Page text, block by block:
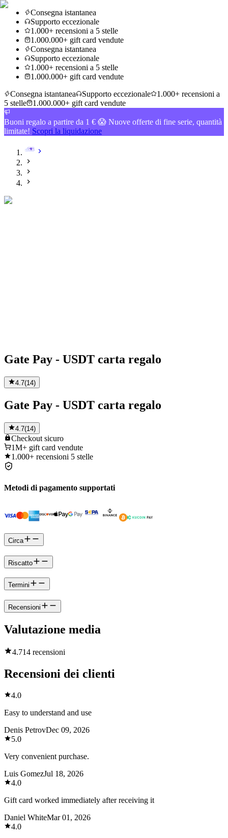
Consegna istantanea
Supporto eccezionale
1.000+ recensioni a 5 stelle
1.000.000+ gift card vendute
Consegna istantanea
Supporto eccezionale
1.000+ recensioni a 5 stelle
1.000.000+ gift card vendute
Consegna istantanea
Supporto eccezionale
1.000+ recensioni a
5 stelle
1.000.000+ gift card vendute
Buoni regalo a partire da 1 € 😱 Nuove offerte di fine serie, quantità
limitate! Scopri la liquidazione
Gate Pay - USDT carta regalo
4.7(14)
Gate Pay - USDT carta regalo
4.7(14)
Checkout sicuro
1M+ gift card vendute
1.000+ recensioni 5 stelle
Metodi di pagamento supportati
Circa
Riscatto
Termini
Recensioni
Valutazione media
4.714 recensioni
Recensioni dei clienti
4.0
Easy to understand and use
Denis PetrovDec 09, 2026
5.0
Very convenient purchase.
Luis GomezJul 18, 2026
4.0
Gift card worked immediately after receiving it
Daniel WhiteMar 01, 2026
4.0